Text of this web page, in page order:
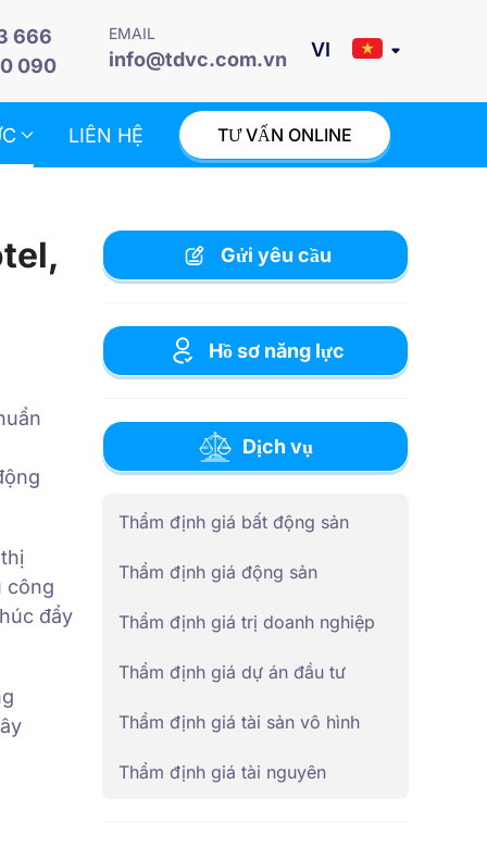
666
090
EMAIL
info@tdvc.com.vn
LIÊN HỆ TƯ VẤN ONLINE
công
đẩy
Gửi yêu cầu
Hồ sơ năng lực
Dịch vụ
Thẩm định giá bất động sản
Thẩm định giá động sản
Thẩm định giá trị doanh nghiệp
Thẩm định giá dự án đầu tư
Thẩm định giá tài sản vô hình
Thẩm định giá tài nguyên